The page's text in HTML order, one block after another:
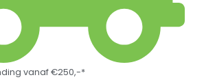
vanaf €250,-*